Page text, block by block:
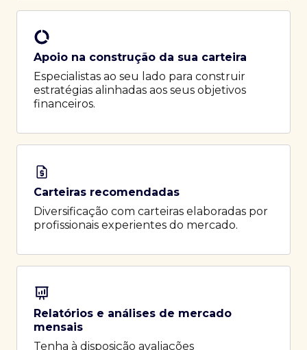
Apoio na construção da sua carteira
Especialistas ao seu lado para construir
estratégias alinhadas aos seus objetivos
financeiros.
Carteiras recomendadas
Diversificação com carteiras elaboradas por
profissionais experientes do mercado.
Relatórios e análises de mercado
mensais
Tenha à disposição avaliações